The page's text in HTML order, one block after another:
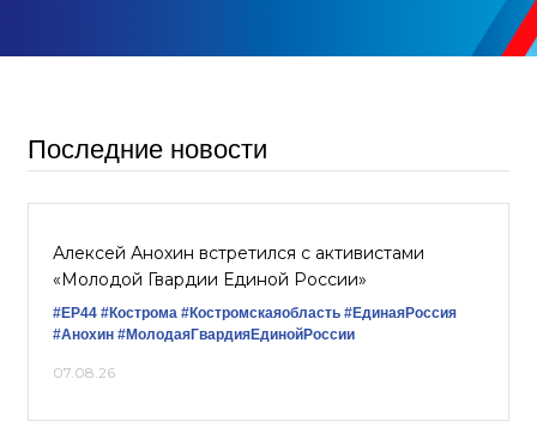
Последние новости
Алексей Анохин встретился с активистами
«Молодой Гвардии Единой России»
#ЕР44 #Кострома #Костромскаяобласть #‎ЕдинаяРоссия
#Анохин #МолодаяГвардияЕдинойРоссии
07.08.26